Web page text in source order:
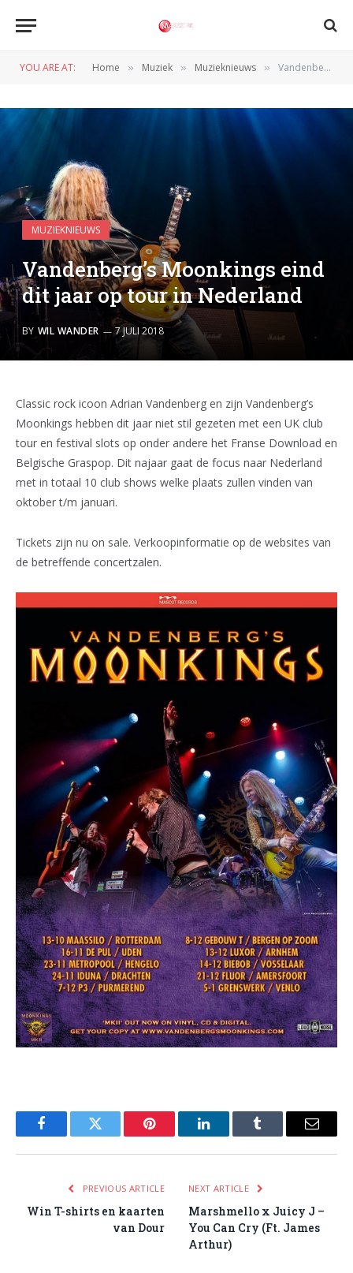
YOU ARE AT: Home » Muziek » Muzieknieuws » Vandenberg’s Moonkings eind dit jaar op tour in Nederland
MUZIEKNIEUWS
Vandenberg’s Moonkings eind
dit jaar op tour in Nederland
BY WIL WANDER 7 JULI 2018
Classic rock icoon Adrian Vandenberg en zijn Vandenberg’s
Moonkings hebben dit jaar niet stil gezeten met een UK club
tour en festival slots op onder andere het Franse Download en
Belgische Graspop. Dit najaar gaat de focus naar Nederland
met in totaal 10 club shows welke plaats zullen vinden van
oktober t/m januari.
Tickets zijn nu on sale. Verkoopinformatie op de websites van
de betreffende concertzalen.
FacebookTwitter Pinterest LinkedInTumblr Email
PREVIOUS ARTICLE
Win T-shirts en kaarten
van Dour
NEXT ARTICLE
Marshmello x Juicy J –
You Can Cry (Ft. James
Arthur)